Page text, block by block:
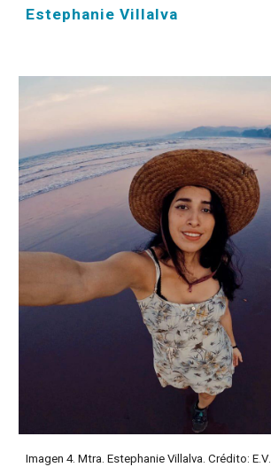
Estephanie Villalva
Imagen 4.Mtra.Estephanie Villalva. Crédito:E.V.